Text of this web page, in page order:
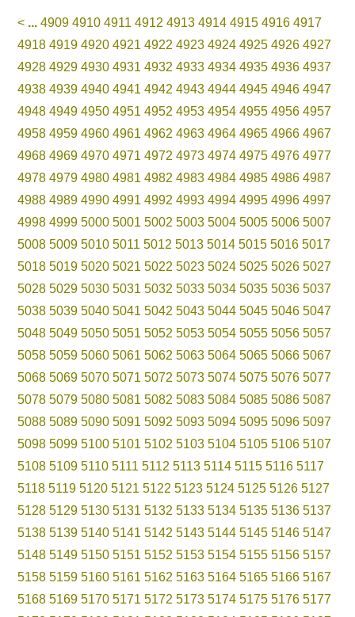
< ... 4909 4910 4911 4912 4913 4914 4915 4916 4917
4918 4919 4920 4921 4922 4923 4924 4925 4926 4927
4928 4929 4930 4931 4932 4933 4934 4935 4936 4937
4938 4939 4940 4941 4942 4943 4944 4945 4946 4947
4948 4949 4950 4951 4952 4953 4954 4955 4956 4957
4958 4959 4960 4961 4962 4963 4964 4965 4966 4967
4968 4969 4970 4971 4972 4973 4974 4975 4976 4977
4978 4979 4980 4981 4982 4983 4984 4985 4986 4987
4988 4989 4990 4991 4992 4993 4994 4995 4996 4997
4998 4999 5000 5001 5002 5003 5004 5005 5006 5007
5008 5009 5010 5011 5012 5013 5014 5015 5016 5017
5018 5019 5020 5021 5022 5023 5024 5025 5026 5027
5028 5029 5030 5031 5032 5033 5034 5035 5036 5037
5038 5039 5040 5041 5042 5043 5044 5045 5046 5047
5048 5049 5050 5051 5052 5053 5054 5055 5056 5057
5058 5059 5060 5061 5062 5063 5064 5065 5066 5067
5068 5069 5070 5071 5072 5073 5074 5075 5076 5077
5078 5079 5080 5081 5082 5083 5084 5085 5086 5087
5088 5089 5090 5091 5092 5093 5094 5095 5096 5097
5098 5099 5100 5101 5102 5103 5104 5105 5106 5107
5108 5109 5110 5111 5112 5113 5114 5115 5116 5117
5118 5119 5120 5121 5122 5123 5124 5125 5126 5127
5128 5129 5130 5131 5132 5133 5134 5135 5136 5137
5138 5139 5140 5141 5142 5143 5144 5145 5146 5147
5148 5149 5150 5151 5152 5153 5154 5155 5156 5157
5158 5159 5160 5161 5162 5163 5164 5165 5166 5167
5168 5169 5170 5171 5172 5173 5174 5175 5176 5177